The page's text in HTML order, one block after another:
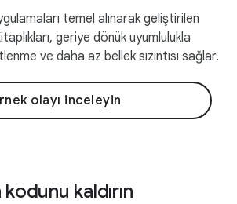
temel alınarak geliştirilen
geriye dönük uyumlulukla
ve daha az bellek sızıntısı sağlar.
olayı inceleyin
kaldırın